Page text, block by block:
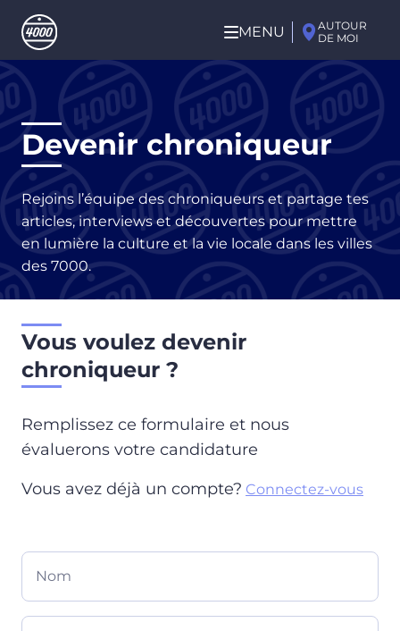
Aller au contenu principal
MENU
AUTOUR
DE MOI
Aller
au
contenu
principal
Devenir chroniqueur
Rejoins l’équipe des chroniqueurs et partage tes
articles, interviews et découvertes pour mettre
en lumière la culture et la vie locale dans les villes
des 7000.
Vous voulez devenir
chroniqueur ?
Remplissez ce formulaire et nous
évaluerons votre candidature
Vous avez déjà un compte? Connectez-vous
Nom